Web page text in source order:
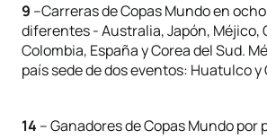
9 –Carreras de Copas Mundo en
diferentes - Australia, Japón, Méjico,
Colombia, España y Corea del Sud.
país sede de dos eventos: Huatulco y
14 – Ganadores de Copas Mundo por